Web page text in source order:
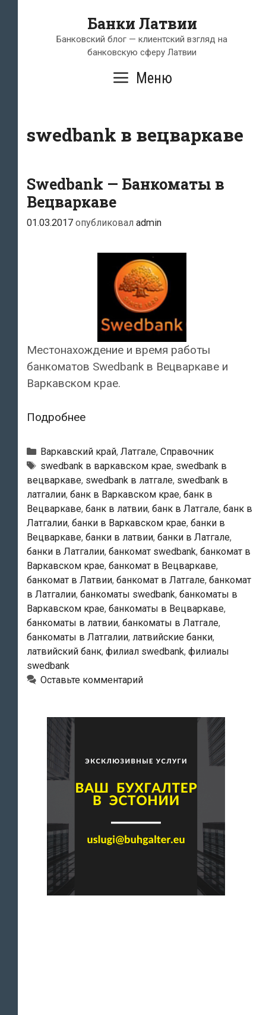
содержимому
Банки Латвии
Банковский блог — клиентский взгляд на
банковскую сферу Латвии
Меню
swedbank в вецваркаве
Swedbank — Банкоматы в
Вецваркаве
01.03.2017 опубликовал admin
Местонахождение и время работы
банкоматов Swedbank в Вецваркаве и
Варкавском крае.
ПодробнееSwedbank
Банкоматы
в
Вецваркаве
Рубрики
Варкавский край, Латгале, Справочник
Тэги
swedbank в варкавском крае, swedbank в
вецваркаве, swedbank в латгале, swedbank в
латгалии, банк в Варкавском крае, банк в
Вецваркаве, банк в латвии, банк в Латгале, банк в
Латгалии, банки в Варкавском крае, банки в
Вецваркаве, банки в латвии, банки в Латгале,
банки в Латгалии, банкомат swedbank, банкомат в
Варкавском крае, банкомат в Вецваркаве,
банкомат в Латвии, банкомат в Латгале, банкомат
в Латгалии, банкоматы swedbank, банкоматы в
Варкавском крае, банкоматы в Вецваркаве,
банкоматы в латвии, банкоматы в Латгале,
банкоматы в Латгалии, латвийские банки,
латвийский банк, филиал swedbank, филиалы
swedbank
Оставьте комментарий